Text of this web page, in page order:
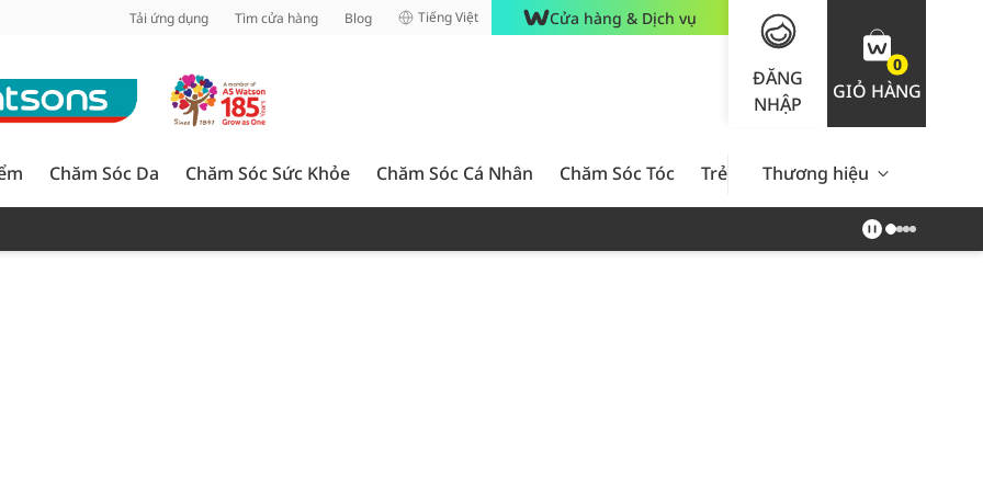
Tải ứng dụng Tìm cửa hàng Blog Tiếng Việt Cửa hàng & Dịch vụ
ĐĂNG
NHẬP
0
GIỎ HÀNG
Chăm Sóc Da Chăm Sóc Sức Khỏe Chăm Sóc Cá Nhân Chăm Sóc Tóc Trẻ Em Nam Giới Chăm Sóc
Thương hiệu